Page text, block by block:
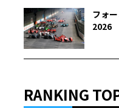
フォ
2026
RANKING